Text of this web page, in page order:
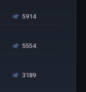
5914
5554
3189